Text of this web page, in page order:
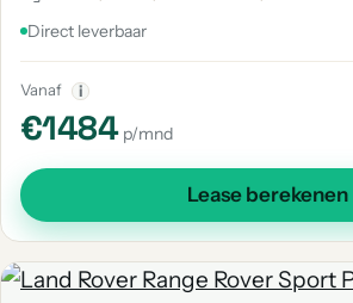
Direct leverbaar
Vanaf i
€1484 p/mnd
Lease berekenen